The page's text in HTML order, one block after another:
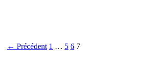
← Précédent 1 … 5 6 7